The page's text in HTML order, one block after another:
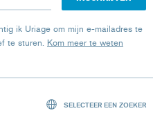
ik Uriage om mijn e-mailadres te
te sturen. Kom meer te weten
SELECTEER EEN ZOEKER